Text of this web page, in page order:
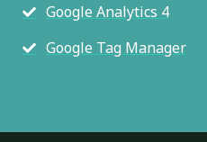
Google Analytics 4
Google Tag Manager